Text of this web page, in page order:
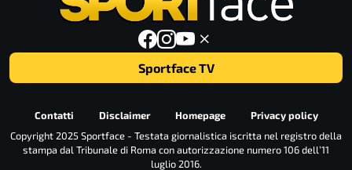
Sportface TV
Contatti Disclaimer Homepage
Privacy policy
Copyright 2025 Sportface - Testata giornalistica iscritta nel registro della
stampa dal Tribunale di Roma con autorizzazione numero 106 dell’11
luglio 2016.